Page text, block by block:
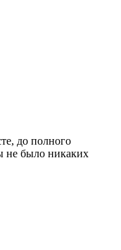
до полного
не было никаких